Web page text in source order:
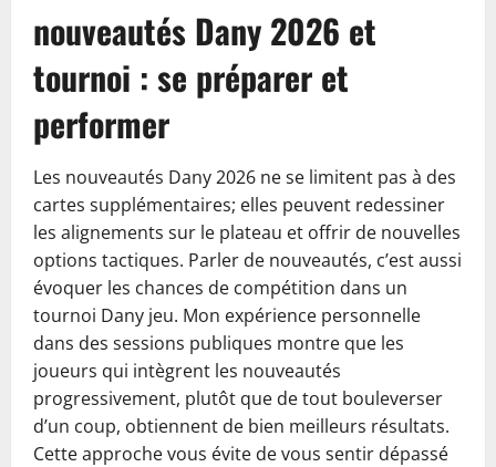
nouveautés Dany 2026 et
tournoi : se préparer et
performer
Les nouveautés Dany 2026 ne se limitent pas à des
cartes supplémentaires; elles peuvent redessiner
les alignements sur le plateau et offrir de nouvelles
options tactiques. Parler de nouveautés, c’est aussi
évoquer les chances de compétition dans un
tournoi Dany jeu. Mon expérience personnelle
dans des sessions publiques montre que les
joueurs qui intègrent les nouveautés
progressivement, plutôt que de tout bouleverser
d’un coup, obtiennent de bien meilleurs résultats.
Cette approche vous évite de vous sentir dépassé